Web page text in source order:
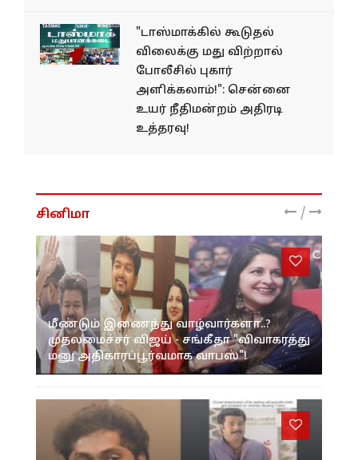
"டாஸ்மாக்கில் கூடுதல்
விலைக்கு மது விற்றால்
போலீசில் புகார்
அளிக்கலாம்!": சென்னை
உயர் நீதிமன்றம் அதிரடி
உத்தரவு!
சினிமா /
மீண்டும் இணைந்து வாழ்வார்களா..?
முதலமைச்சர் விஜய் - சங்கீதா "விவாகரத்து
மனு அதிகாரப்பூர்வமாக வாபஸ்"!